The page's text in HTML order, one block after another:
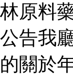
林原料
公告我
的關於